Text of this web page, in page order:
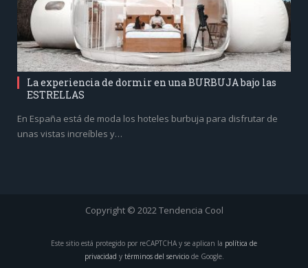
La experiencia de dormir en una BURBUJA bajo las
ESTRELLAS
En España está de moda los hoteles burbuja para disfrutar de
unas vistas increíbles y…
Copyright © 2022 Tendencia Cool
Este sitio está protegido por reCAPTCHA y se aplican la política de
privacidad y términos del serviciode Google.